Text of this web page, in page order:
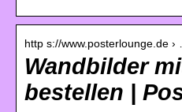
http s://www.posterlounge.de
Wandbilder
bestellen |